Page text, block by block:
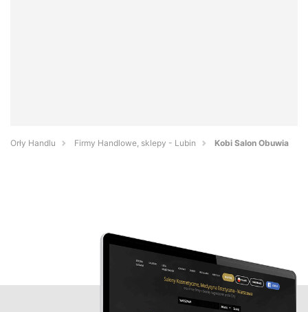
Orły Handlu Firmy Handlowe, sklepy - Lubin Kobi Salon Obuwia